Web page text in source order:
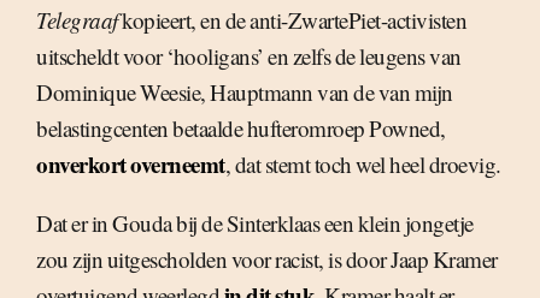
Telegraafkopieert, en de anti-ZwartePiet-activisten
uitscheldt voor ‘hooligans’ en zelfs de leugens van
Dominique Weesie, Hauptmann van de van mijn
belastingcenten betaalde hufteromroep Powned,
onverkort overneemt, dat stemt toch wel heel droevig.
Dat er in Gouda bij de Sinterklaas een klein jongetje
zou zijn uitgescholden voor racist, is door Jaap Kramer